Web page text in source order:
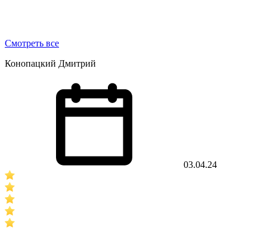
Смотреть все
Конопацкий Дмитрий
03.04.24